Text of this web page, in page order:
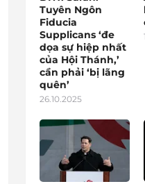
Tuyên Ngôn
Fiducia
Supplicans ‘đe
dọa sự hiệp nhất
của Hội Thánh,’
cần phải ‘bị lãng
quên’
26.10.2025